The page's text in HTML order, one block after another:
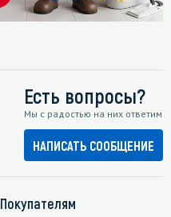
Есть вопросы?
Мы с радостью на них ответим
НАПИСАТЬ СООБЩЕНИЕ
Покупателям